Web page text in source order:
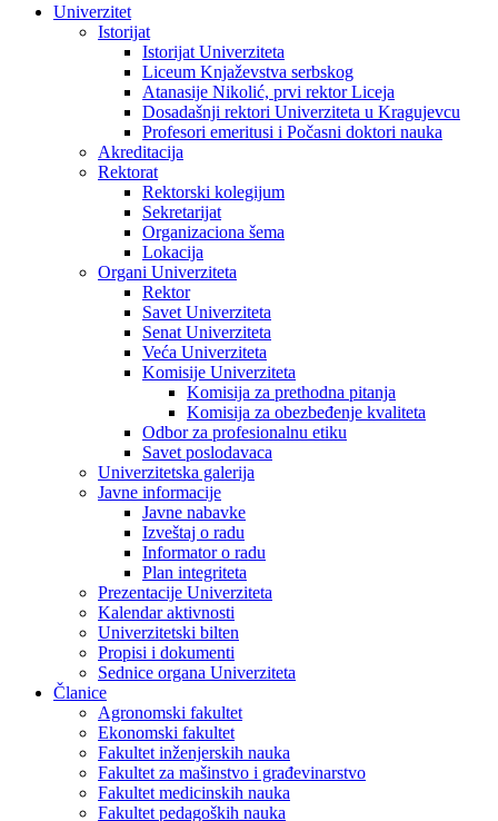
Univerzitet
Istorijat
Istorijat Univerziteta
Liceum Knjaževstva serbskog
Atanasije Nikolić, prvi rektor Liceja
Dosadašnji rektori Univerziteta u Kragujevcu
Profesori emeritusi i Počasni doktori nauka
Akreditacija
Rektorat
Rektorski kolegijum
Sekretarijat
Organizaciona šema
Lokacija
Organi Univerziteta
Rektor
Savet Univerziteta
Senat Univerziteta
Veća Univerziteta
Komisije Univerziteta
Komisija za prethodna pitanja
Komisija za obezbeđenje kvaliteta
Odbor za profesionalnu etiku
Savet poslodavaca
Univerzitetska galerija
Javne informacije
Javne nabavke
Izveštaj o radu
Informator o radu
Plan integriteta
Prezentacije Univerziteta
Kalendar aktivnosti
Univerzitetski bilten
Propisi i dokumenti
Sednice organa Univerziteta
Članice
Agronomski fakultet
Ekonomski fakultet
Fakultet inženjerskih nauka
Fakultet za mašinstvo i građevinarstvo
Fakultet medicinskih nauka
Fakultet pedagoških nauka